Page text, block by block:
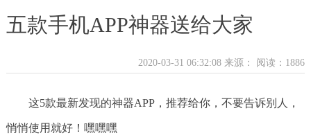
五款手机APP神器送给大家
2020-03-31 06:32:08 来源： 阅读：1886
这5款最新发现的神器APP，推荐给你，不要告诉别人，
悄悄使用就好！嘿嘿嘿